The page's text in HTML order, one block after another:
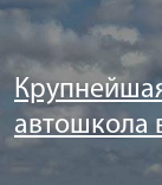
автошкола